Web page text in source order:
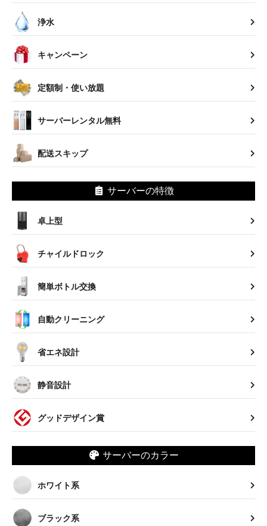
浄水
キャンペーン
定額制・使い放題
サーバーレンタル無料
配送スキップ
サーバーの特徴
卓上型
チャイルドロック
簡単ボトル交換
自動クリーニング
省エネ設計
静音設計
グッドデザイン賞
サーバーのカラー
ホワイト系
ブラック系